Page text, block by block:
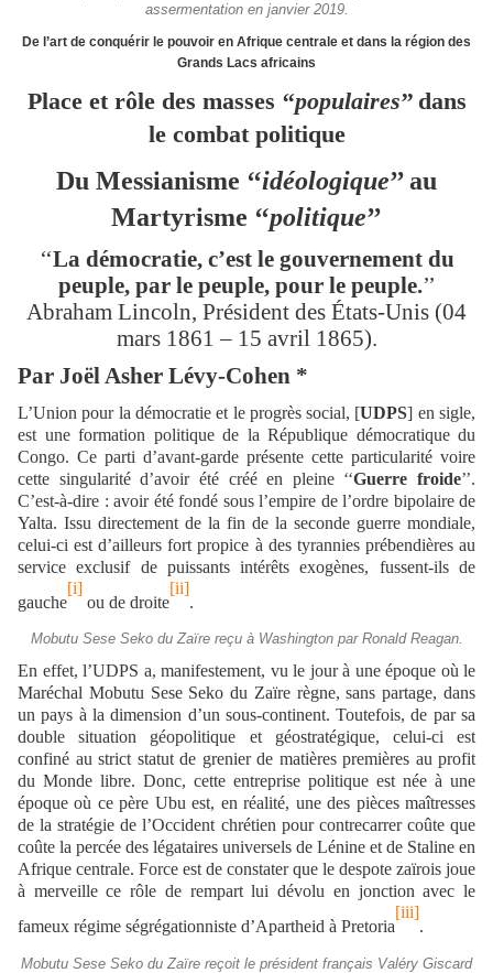
assermentation en janvier 2019.
De l’art de conquérir le pouvoir en Afrique centrale et dans la région des
Grands Lacs africains
Place et rôle des masses ‘‘populaires’’ dans
le combat politique
Du Messianisme ‘‘idéologique’’ au
Martyrisme ‘‘politique’’
‘‘La démocratie, c’est le gouvernement du
peuple, par le peuple, pour le peuple.’’
Abraham Lincoln, Président des États-Unis (04
mars 1861 – 15 avril 1865).
Par Joël Asher Lévy-Cohen *
L’Union pour la démocratie et le progrès social, [UDPS] en sigle,
est une formation politique de la République démocratique du
Congo. Ce parti d’avant-garde présente cette particularité voire
cette singularité d’avoir été créé en pleine ‘‘Guerre froide’’.
C’est-à-dire : avoir été fondé sous l’empire de l’ordre bipolaire de
Yalta. Issu directement de la fin de la seconde guerre mondiale,
celui-ci est d’ailleurs fort propice à des tyrannies prébendières au
service exclusif de puissants intérêts exogènes, fussent-ils de
gauche
[i]
ou de droite
[ii]
.
Mobutu Sese Seko du Zaïre reçu à Washington par Ronald Reagan.
En effet, l’UDPS a, manifestement, vu le jour à une époque où le
Maréchal Mobutu Sese Seko du Zaïre règne, sans partage, dans
un pays à la dimension d’un sous-continent. Toutefois, de par sa
double situation géopolitique et géostratégique, celui-ci est
confiné au strict statut de grenier de matières premières au profit
du Monde libre. Donc, cette entreprise politique est née à une
époque où ce père Ubu est, en réalité, une des pièces maîtresses
de la stratégie de l’Occident chrétien pour contrecarrer coûte que
coûte la percée des légataires universels de Lénine et de Staline en
Afrique centrale. Force est de constater que le despote zaïrois joue
à merveille ce rôle de rempart lui dévolu en jonction avec le
fameux régime ségrégationniste d’Apartheid à Pretoria
[iii]
.
Mobutu Sese Seko du Zaïre reçoit le président français Valéry Giscard